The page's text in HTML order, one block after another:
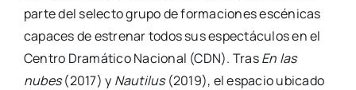
par­te del selec­to gru­po de for­ma­cio­nes escé­ni­cas
capa­ces de estre­nar todos sus espec­tácu­los en el
Cen­tro Dra­má­ti­co Nacio­nal (CDN). TrasEn las
nubes(2017) y Nau­ti­lus(2019), el espa­cio ubi­ca­do